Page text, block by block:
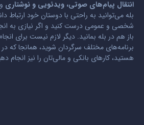
انتقال پیام‌های صوتی، ویدئویی و نوشتاری
بله می‌توانید به راحتی با دوستان خود ارتباط
شخصی و عمومی درست کنید و اگر نیازی به
باز هم در بله بمانید. دیگر لازم نیست برای
برنامه‌های مختلف سرگردان شوید، همانجا که
هستید، کارهای بانکی و مالی‌تان را نیز انجام